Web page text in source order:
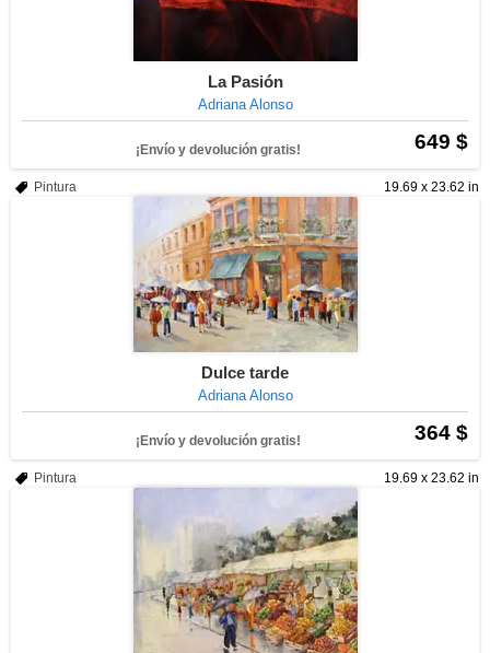
La Pasión
Adriana Alonso
649 $
¡Envío y devolución gratis!
19.69 x 23.62 in
Pintura
Dulce tarde
Adriana Alonso
364 $
¡Envío y devolución gratis!
19.69 x 23.62 in
Pintura